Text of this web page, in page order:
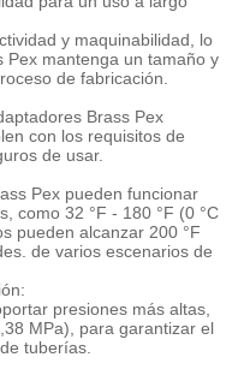
y maquinabilidad, lo
Pex mantenga un tamaño y
de fabricación.
Brass Pex
con los requisitos de
de usar.
Pex pueden funcionar
como 32 °F - 180 °F (0 °C
pueden alcanzar 200 °F
de varios escenarios de
presiones más altas,
MPa), para garantizar el
tuberías.